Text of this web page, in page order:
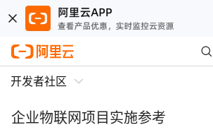
开发者社区
企业物联网项目实施参考